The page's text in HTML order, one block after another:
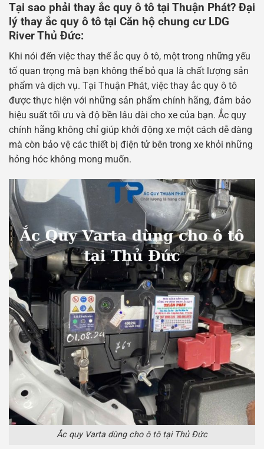
Tại sao phải thay ắc quy ô tô tại Thuận Phát? Đại
lý thay ắc quy ô tô tại Căn hộ chung cư LDG
River Thủ Đức:
Khi nói đến việc thay thế ắc quy ô tô, một trong những yếu
tố quan trọng mà bạn không thể bỏ qua là chất lượng sản
phẩm và dịch vụ. Tại Thuận Phát, việc thay ắc quy ô tô
được thực hiện với những sản phẩm chính hãng, đảm bảo
hiệu suất tối ưu và độ bền lâu dài cho xe của bạn. Ắc quy
chính hãng không chỉ giúp khởi động xe một cách dễ dàng
mà còn bảo vệ các thiết bị điện tử bên trong xe khỏi những
hỏng hóc không mong muốn.
Ắc quy Varta dùng cho ô tô tại Thủ Đức